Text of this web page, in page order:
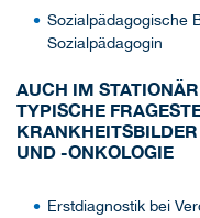
Sozialpädagogische
Sozialpädagogin
AUCH IM
TYPISCHE
UND -ONKOLOGIE
Erstdiagnostik bei